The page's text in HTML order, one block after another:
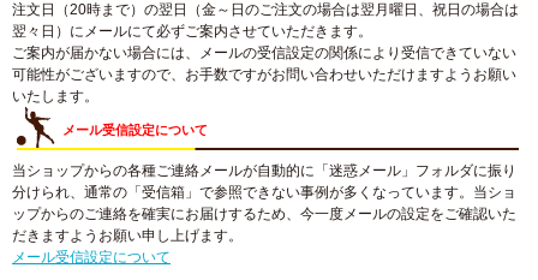
注文日（20時まで）の翌日（金～日のご注文の場合は翌月曜日、祝日の場合は
翌々日）にメールにて必ずご案内させていただきます。
ご案内が届かない場合には、メールの受信設定の関係により受信できていない
可能性がございますので、お手数ですがお問い合わせいただけますようお願い
いたします。
メール受信設定について
当ショップからの各種ご連絡メールが自動的に「迷惑メール」フォルダに振り
分けられ、通常の「受信箱」で参照できない事例が多くなっています。当ショ
ップからのご連絡を確実にお届けするため、今一度メールの設定をご確認いた
だきますようお願い申し上げます。
メール受信設定について